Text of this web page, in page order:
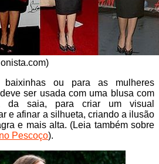
ou para as mulheres
ser usada com uma blusa com
da saia, para criar um visual
e afinar a silhueta, criando a ilusão
e mais alta. (Leia também sobre
Pescoço).